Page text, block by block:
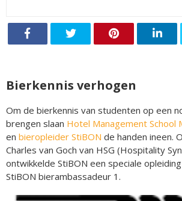
Bierkennis verhogen
Om de bierkennis van studenten op een
brengen slaan Hotel Management School
en bieropleider StiBON de handen ineen.
Charles van Goch van HSG (Hospitality
ontwikkelde StiBON een speciale
StiBON bierambassadeur 1.